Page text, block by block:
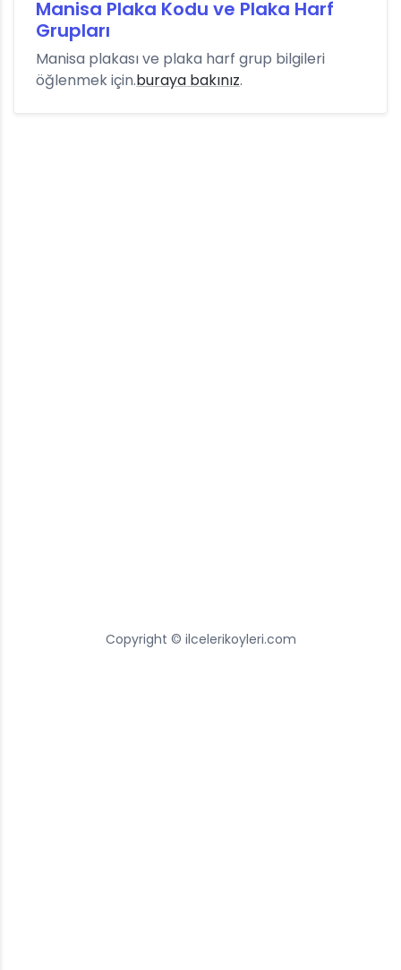
Manisa Plaka Kodu ve Plaka Harf
Grupları
Manisa plakası ve plaka harf grup bilgileri
öğlenmek için.buraya bakınız.
Copyright © ilcelerikoyleri.com